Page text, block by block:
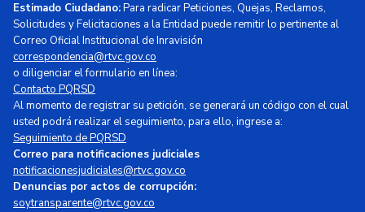
Estimado Ciudadano:Para radicar Peticiones, Quejas, Reclamos,
Solicitudes y Felicitaciones a la Entidad puede remitir lo pertinente al
Correo Oficial Institucional de Inravisión
correspondencia@rtvc.gov.co
o diligenciar el formulario en línea:
Contacto PQRSD
Al momento de registrar su petición, se generará un código con el cual
usted podrá realizar el seguimiento, para ello, ingrese a:
Seguimiento de PQRSD
Correo para notificaciones judiciales
notificacionesjudiciales@rtvc.gov.co
Denuncias por actos de corrupción:
soytransparente@rtvc.gov.co